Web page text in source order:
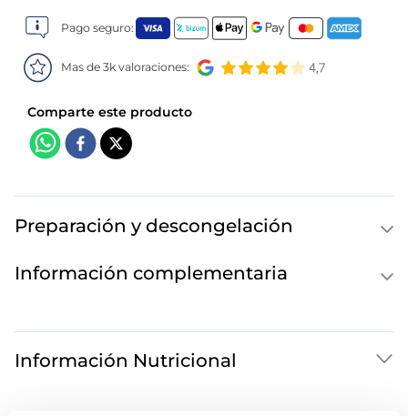
Pago seguro:
Mas de 3k valoraciones:
Preparación y descongelación
Información complementaria
Información Nutricional
10. pollo